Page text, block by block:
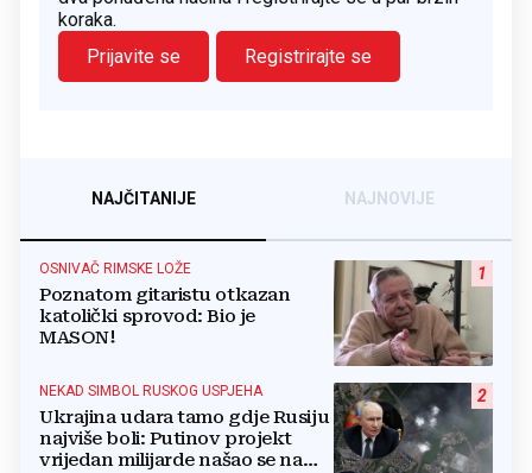
koraka.
Prijavite se
Registrirajte se
NAJČITANIJE NAJNOVIJE
1
OSNIVAČ RIMSKE LOŽE
Poznatom gitaristu otkazan
katolički sprovod: Bio je
MASON!
2
NEKAD SIMBOL RUSKOG USPJEHA
Ukrajina udara tamo gdje Rusiju
najviše boli: Putinov projekt
vrijedan milijarde našao se na